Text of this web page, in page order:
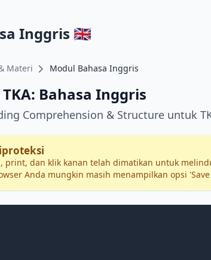
Inggris 🇬🇧
Materi Modul Bahasa Inggris
Bahasa Inggris
Comprehension & Structure untuk
print, dan klik kanan telah dimatikan untuk
Anda mungkin masih menampilkan opsi